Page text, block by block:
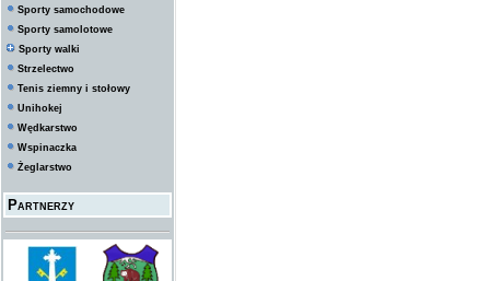
Sporty samochodowe
Sporty samolotowe
Sporty walki
Strzelectwo
Tenis ziemny i stołowy
Unihokej
Wędkarstwo
Wspinaczka
Żeglarstwo
Partnerzy